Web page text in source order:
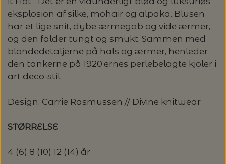
LANG YARNS: CASHMERE CLASSIC - SPAR
30%
RAUMA: PETUNIA PIMA BOMULDSGARN
- SPAR 20%
PACUALI: SAYAMA - SPAR 15%
PASCUALI: NEPAL - SPAR 20%
KAREN KLARBÆK
KATIA CONCEPT
KIT COUTURE - GARN
KNITTING FOR OLIVE
ISAGER
JOJO KNITWEAR - GARNKITS
LENE HOLME SAMSØE - LEKNIT
MY FAVOURITE THINGS KNITWEAR
TØRKLÆDER/SJALER/PONCHOER
ISAGER - ULDSÆBE/WOOLSOAP
ELASTIKKER
GARNVINDER / KRYDSNØGLEAPPARAT
GARNVINSLER
MASKEMARKØRER
MASKEWIRES
STRIKKENÅLE, SYNÅLE OG PUNCHNÅLE
SYTRÅD
GLERUPS BØRN OG BABY
GLERUPS FILTSÅLER
TASKER - MUUD LIVING
TILBEHØR - MUUD LIVING
OMNIOUTIL - JAPANSKE SPANDE -
HACHIMAN
eksplosion af silke, mohair og alpaka. Blusen
har et lige snit, dybe ærmegab og vide ærmer,
og den falder tungt og smukt. Sammen med
blondedetaljerne på hals og ærmer, henleder
den tankerne på 1920’ernes perlebelagte kjoler i
art deco-stil.
Design: Carrie Rasmussen // Divine knitwear
STØRRELSE
4 (6) 8 (10) 12 (14) år